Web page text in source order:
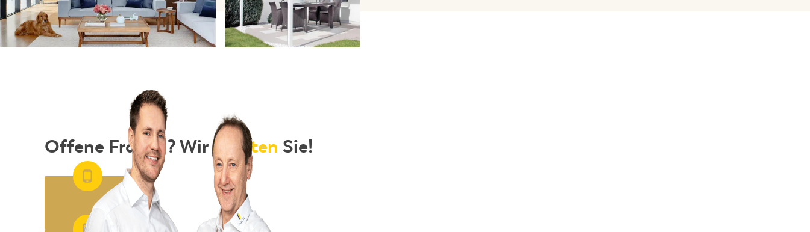
Offene Fragen? Wirberaten Sie!
RUFEN SIE AN
0 51 21 - 51 31 44